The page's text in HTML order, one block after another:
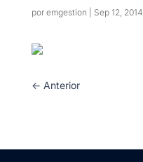
por emgestion Sep 12, 2014
← Anterior